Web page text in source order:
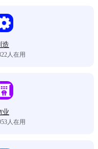
造
人在用
业
人在用